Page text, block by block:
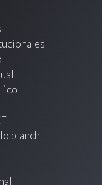
blanch